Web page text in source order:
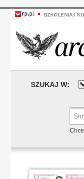
SZKOLENIA I
SZUKAJ W: